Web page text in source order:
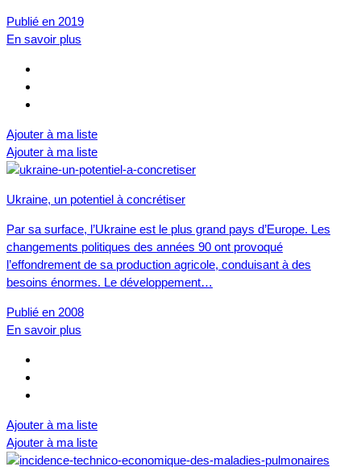
Publié en 2019
En savoir plus
Ajouter à ma liste
Ajouter à ma liste
Ukraine, un potentiel à concrétiser
Par sa surface, l’Ukraine est le plus grand pays d’Europe. Les
changements politiques des années 90 ont provoqué
l’effondrement de sa production agricole, conduisant à des
besoins énormes. Le développement…
Publié en 2008
En savoir plus
Ajouter à ma liste
Ajouter à ma liste